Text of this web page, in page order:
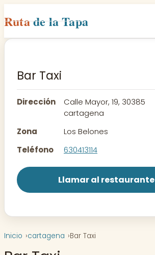
Rutade la Tapa
Inicio
Rutas
Contacto
Bar Taxi
Dirección
Calle Mayor, 19, 30385
cartagena
Zona
Los Belones
Teléfono
630413114
Llamar al restaurante
Inicio cartagena Bar Taxi